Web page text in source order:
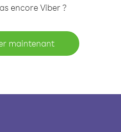
encore Viber ?
maintenant